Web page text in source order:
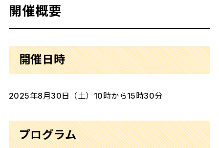
開催概要
開催日時
2025年8月30日（土）10時から15時30分
プログラム